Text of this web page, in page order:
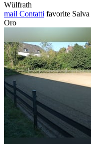
Wülfrath
mail Contatti favorite Salva
Oro